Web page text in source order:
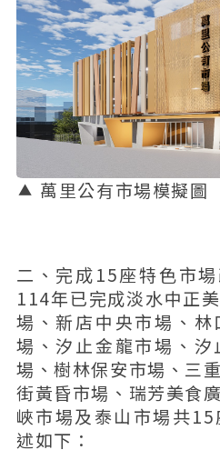
萬里公有市場模擬圖
二、完成15座特色市
114年已完成淡水中正
場、新店中央市場、
場、汐止金龍市場、
場、樹林保安市場、三
街黃昏市場、瑞芳美食
峽市場及泰山市場共
述如下：